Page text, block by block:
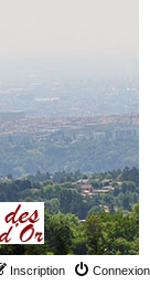
Connexion
Inscription